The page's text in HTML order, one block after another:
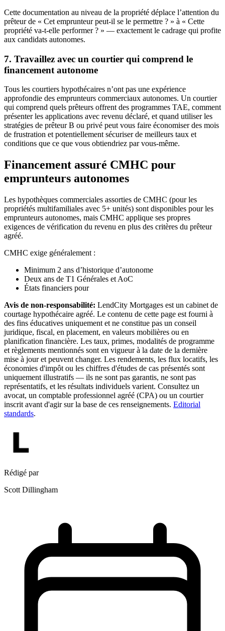
Cette documentation au niveau de la propriété déplace l’attention du
prêteur de « Cet emprunteur peut-il se le permettre ? » à « Cette
propriété va-t-elle performer ? » — exactement le cadrage qui profite
aux candidats autonomes.
7. Travaillez avec un courtier qui comprend le
financement autonome
Tous les courtiers hypothécaires n’ont pas une expérience
approfondie des emprunteurs commerciaux autonomes. Un courtier
qui comprend quels prêteurs offrent des programmes TAE, comment
présenter les applications avec revenu déclaré, et quand utiliser les
stratégies de prêteur B ou privé peut vous faire économiser des mois
de frustration et potentiellement sécuriser de meilleurs taux et
conditions que ce que vous obtiendriez par vous-même.
Financement assuré CMHC pour
emprunteurs autonomes
Les hypothèques commerciales assorties de CMHC (pour les
propriétés multifamiliales avec 5+ unités) sont disponibles pour les
emprunteurs autonomes, mais CMHC applique ses propres
exigences de vérification du revenu en plus des critères du prêteur
agréé.
CMHC exige généralement :
Minimum 2 ans d’historique d’autonome
Deux ans de T1 Générales et AoC
États financiers pour
Avis de non-responsabilité: LendCity Mortgages est un cabinet de
courtage hypothécaire agréé. Le contenu de cette page est fourni à
des fins éducatives uniquement et ne constitue pas un conseil
juridique, fiscal, en placement, en valeurs mobilières ou en
planification financière. Les taux, primes, modalités de programme
et règlements mentionnés sont en vigueur à la date de la dernière
mise à jour et peuvent changer. Les rendements, les flux locatifs, les
économies d'impôt ou les chiffres d'études de cas présentés sont
uniquement illustratifs — ils ne sont pas garantis, ne sont pas
représentatifs, et les résultats individuels varient. Consultez un
avocat, un comptable professionnel agréé (CPA) ou un courtier
inscrit avant d'agir sur la base de ces renseignements. Editorial
standards.
Rédigé par
Scott Dillingham